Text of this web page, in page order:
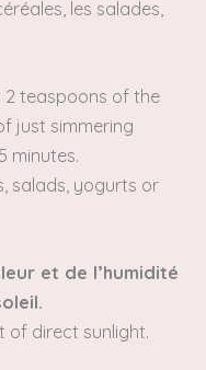
les salades,
2 teaspoons of the
just simmering
minutes.
salads, yogurts or
et de l’humidité
of direct sunlight.